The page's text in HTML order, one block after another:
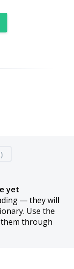
yet
— they will
Use the
through